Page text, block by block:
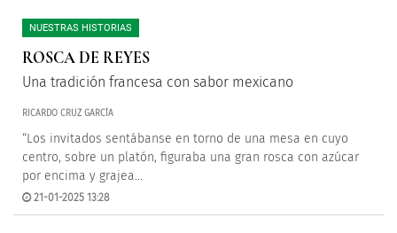
NUESTRAS HISTORIAS
ROSCA DE REYES
Una tradición francesa con sabor mexicano
RICARDO CRUZ GARCÍA
“Los invitados sentábanse en torno de una mesa en cuyo
centro, sobre un platón, figuraba una gran rosca con azúcar
por encima y grajea...
21-01-2025 13:28